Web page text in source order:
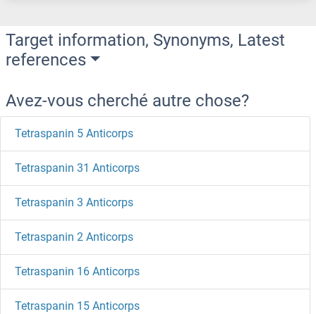
Target information, Synonyms, Latest
references
Avez-vous cherché autre chose?
Tetraspanin 5 Anticorps
Tetraspanin 31 Anticorps
Tetraspanin 3 Anticorps
Tetraspanin 2 Anticorps
Tetraspanin 16 Anticorps
Tetraspanin 15 Anticorps